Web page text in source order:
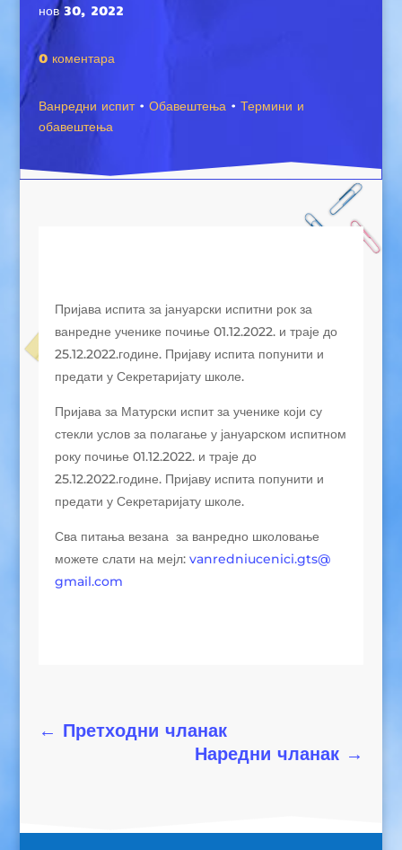
нов 30, 2022
0 коментара
Ванредни испит· Обавештења · Термини и
обавештења
Пријава испита за јануарски испитни рок за
ванредне ученике почиње 01.12.2022. и траје до
25.12.2022.године. Пријаву испита попунити и
предати у Секретаријату школе.
Пријава за Матурски испит за ученике који су
стекли услов за полагање у јануарском испитном
року почиње 01.12.2022. и траје до
25.12.2022.године. Пријаву испита попунити и
предати у Секретаријату школе.
Сва питања везана за ванредно школовање
можете слати на мејл: vanredniucenici.gts@
gmail.com
← Претходни чланак
Наредни чланак →